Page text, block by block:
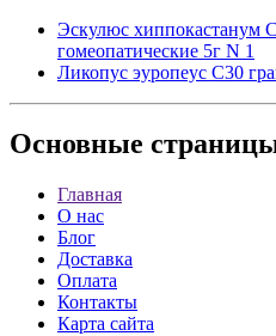
Эскулюс хиппокастанум
гомеопатические 5г N 1
Ликопус эуропеус С30
Основные
Главная
О нас
Блог
Доставка
Оплата
Контакты
Карта сайта